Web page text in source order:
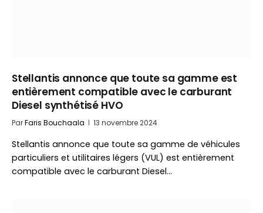
Stellantis annonce que toute sa gamme est
entièrement compatible avec le carburant
Diesel synthétisé HVO
ParFaris Bouchaala 13 novembre 2024
Stellantis annonce que toute sa gamme de véhicules
particuliers et utilitaires légers (VUL) est entièrement
compatible avec le carburant Diesel…